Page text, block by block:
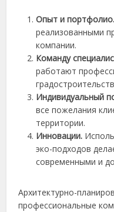
Опыт и портфолио.
реализованными
компании.
Команду
работают
Индивидуальный
все пожелания
территории.
Инновации.
эко-подходов
современными и
Архитектурно-
профессиональные